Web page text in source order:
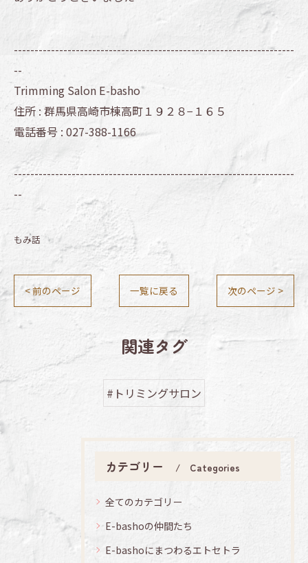
--------------------------------------------------------------------
--
Trimming Salon E-basho
住所 : 群馬県高崎市棟高町１９２８−１６５
電話番号 : 027-388-1166
--------------------------------------------------------------------
--
もみ話
< 前のページ 一覧に戻る 次のページ >
関連タグ
#トリミングサロン
カテゴリー Categories
全てのカテゴリー
E-bashoの仲間たち
E-bashoにまつわるエトセトラ